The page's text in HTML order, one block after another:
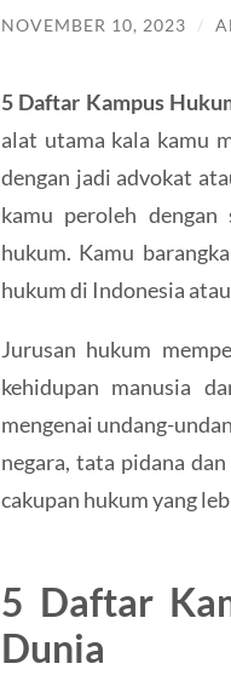
NOVEMBER 10, 2023 /
5 Daftar Kampus
alat utama kala kamu
dengan jadi advokat
kamu peroleh
hukum. Kamu
hukum di Indonesia
Jurusan hukum
kehidupan manusia
mengenai undang-
negara, tata pidana
cakupan hukum yang
5 Daftar
Dunia